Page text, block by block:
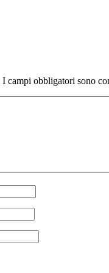
I campi obbligatori sono